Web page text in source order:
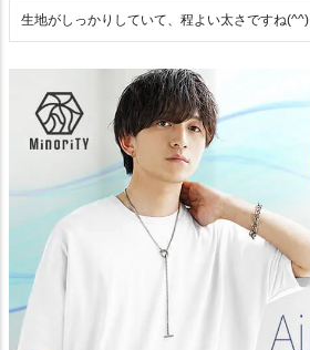
生地がしっかりしていて、程よい太さですね(^^)